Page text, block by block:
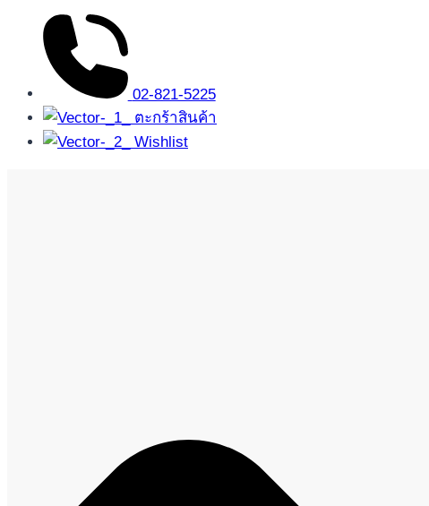
02-821-5225
ตะกร้าสินค้า
Wishlist